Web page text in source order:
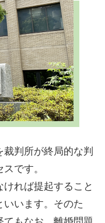
判所が終局的な判
です。
れば提起すること
います。そのた